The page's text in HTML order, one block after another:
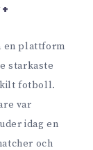
en plattform
starkaste
fotboll.
var
idag en
och